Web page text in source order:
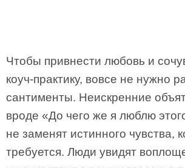
Чтобы привнести любовь и
коуч-практику, вовсе не нужно
сантименты. Неискренние
вроде «До чего же я люблю
не заменят истинного чувства,
требуется. Люди увидят